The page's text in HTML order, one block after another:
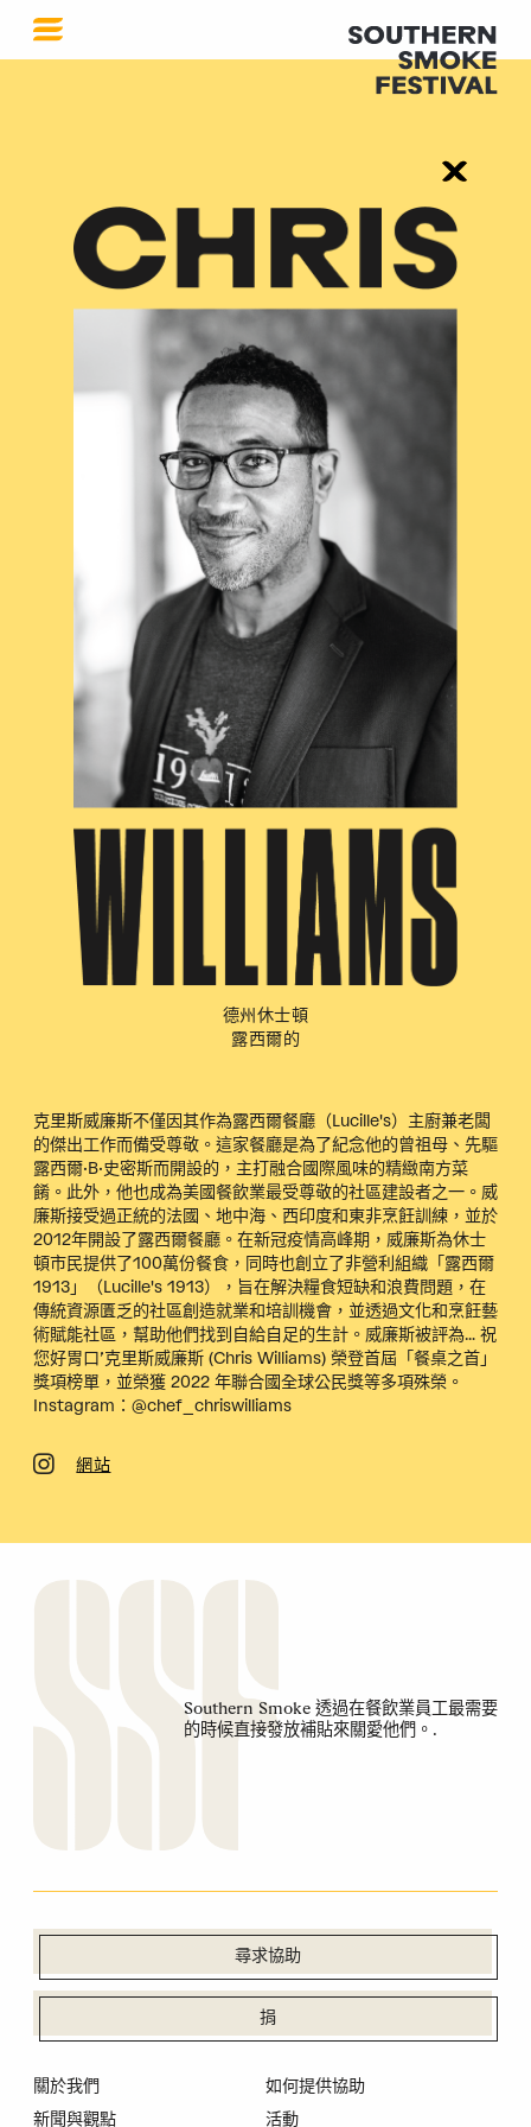
德州休士頓
露西爾的
克里斯威廉斯不僅因其作為露西爾餐廳（Lucille's）主廚兼老闆
的傑出工作而備受尊敬。這家餐廳是為了紀念他的曾祖母、先驅
露西爾·B·史密斯而開設的，主打融合國際風味的精緻南方菜
餚。此外，他也成為美國餐飲業最受尊敬的社區建設者之一。威
廉斯接受過正統的法國、地中海、西印度和東非烹飪訓練，並於
2012年開設了露西爾餐廳。在新冠疫情高峰期，威廉斯為休士
頓市民提供了100萬份餐食，同時也創立了非營利組織「露西爾
1913」（Lucille's 1913），旨在解決糧食短缺和浪費問題，在
傳統資源匱乏的社區創造就業和培訓機會，並透過文化和烹飪藝
術賦能社區，幫助他們找到自給自足的生計。威廉斯被評為… 祝
您好胃口’克里斯威廉斯 (Chris Williams) 榮登首屆「餐桌之首」
獎項榜單，並榮獲 2022 年聯合國全球公民獎等多項殊榮。
Instagram：@chef_chriswilliams
網站
Southern Smoke 透過在餐飲業員工最需要
的時候直接發放補貼來關愛他們。.
尋求協助
捐
關於我們
新聞與觀點
如何提供協助
活動